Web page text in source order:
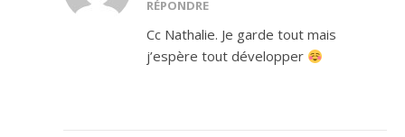
RÉPONDRE
Cc Nathalie. Je garde tout mais
j’espère tout développer